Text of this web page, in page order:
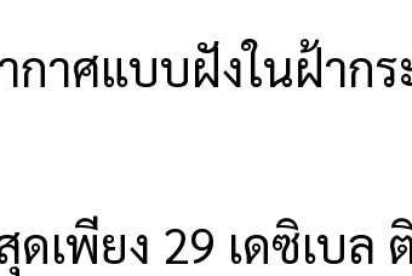
กาศแบบฝังในฝ้าก
ดเพียง 29 เดซิเบล